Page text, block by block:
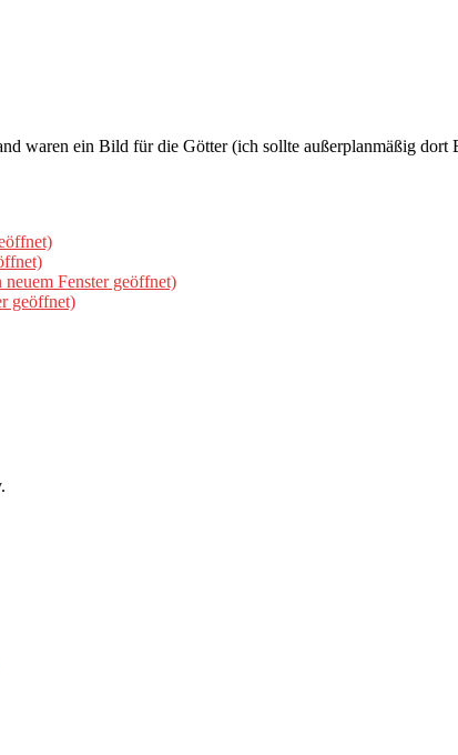
waren ein Bild für die Götter (ich sollte außerplanmäßig
Fenster geöffnet)
geöffnet)